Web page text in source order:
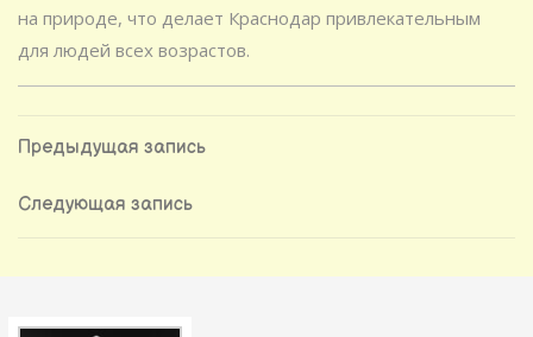
на природе, что делает Краснодар привлекательным
для людей всех возрастов.
Навигация
по
Предыдущая
Предыдущая запись
Следующая
Следующая запись